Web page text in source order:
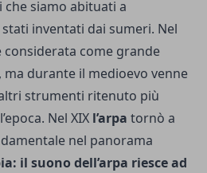
siamo abituati a
inventati dai sumeri. Nel
considerata come grande
durante il medioevo venne
strumenti ritenuto più
Nel XIX l’arpa tornò a
nel panorama
il suono dell’arpa riesce ad